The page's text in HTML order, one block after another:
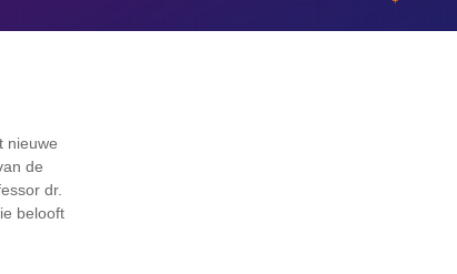
nieuwe
de
dr.
belooft